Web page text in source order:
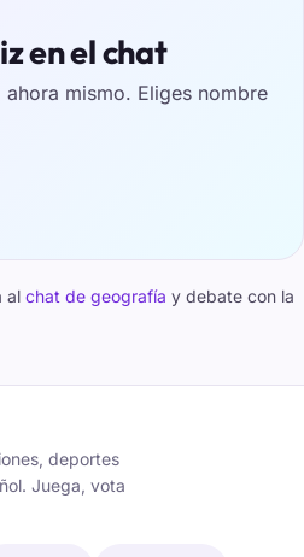
en el chat
mismo. Eliges nombre
al chat de geografía y debate con la
deportes
Juega, vota